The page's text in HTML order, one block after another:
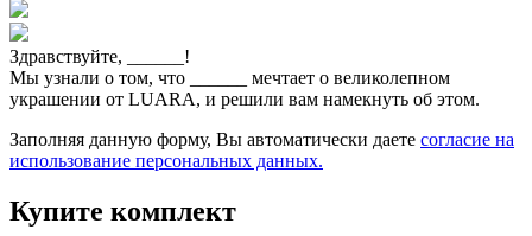
Здравствуйте,
!
Мы узнали о том, что
мечтает о великолепном
украшении от LUARA, и решили вам намекнуть об этом.
Заполняя данную форму, Вы автоматически даете согласие на
использование персональных данных.
Купите комплект